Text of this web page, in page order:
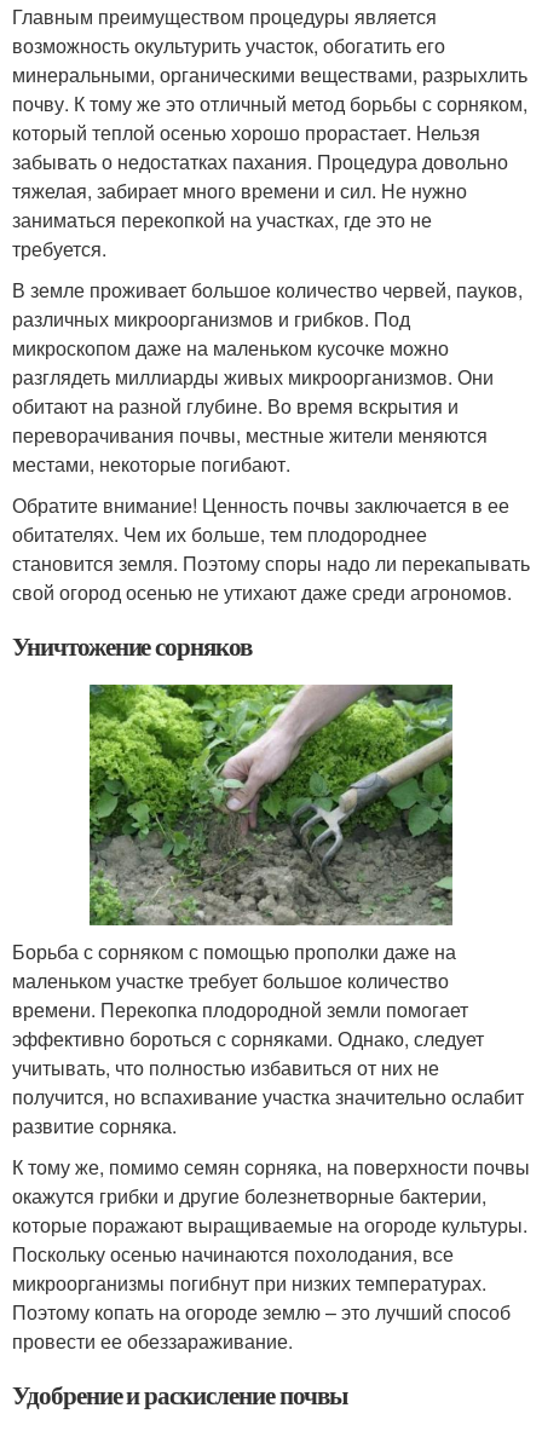
Главным преимуществом процедуры является
возможность окультурить участок, обогатить его
минеральными, органическими веществами, разрыхлить
почву. К тому же это отличный метод борьбы с сорняком,
который теплой осенью хорошо прорастает. Нельзя
забывать о недостатках пахания. Процедура довольно
тяжелая, забирает много времени и сил. Не нужно
заниматься перекопкой на участках, где это не
требуется.
В земле проживает большое количество червей, пауков,
различных микроорганизмов и грибков. Под
микроскопом даже на маленьком кусочке можно
разглядеть миллиарды живых микроорганизмов. Они
обитают на разной глубине. Во время вскрытия и
переворачивания почвы, местные жители меняются
местами, некоторые погибают.
Обратите внимание! Ценность почвы заключается в ее
обитателях. Чем их больше, тем плодороднее
становится земля. Поэтому споры надо ли перекапывать
свой огород осенью не утихают даже среди агрономов.
Уничтожение сорняков
Борьба с сорняком с помощью прополки даже на
маленьком участке требует большое количество
времени. Перекопка плодородной земли помогает
эффективно бороться с сорняками. Однако, следует
учитывать, что полностью избавиться от них не
получится, но вспахивание участка значительно ослабит
развитие сорняка.
К тому же, помимо семян сорняка, на поверхности почвы
окажутся грибки и другие болезнетворные бактерии,
которые поражают выращиваемые на огороде культуры.
Поскольку осенью начинаются похолодания, все
микроорганизмы погибнут при низких температурах.
Поэтому копать на огороде землю – это лучший способ
провести ее обеззараживание.
Удобрение и раскисление почвы